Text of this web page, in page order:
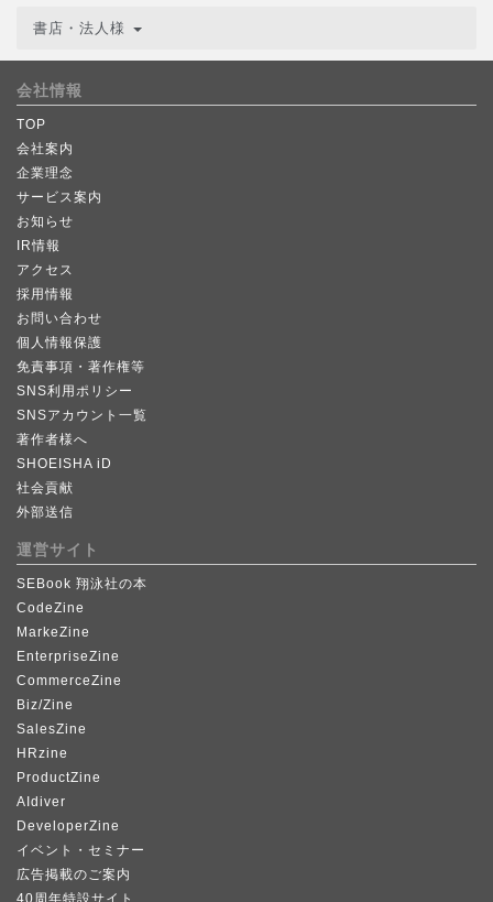
書店・法人様
会社情報
TOP
会社案内
企業理念
サービス案内
お知らせ
IR情報
アクセス
採用情報
お問い合わせ
個人情報保護
免責事項・著作権等
SNS利用ポリシー
SNSアカウント一覧
著作者様へ
SHOEISHA iD
社会貢献
外部送信
運営サイト
SEBook 翔泳社の本
CodeZine
MarkeZine
EnterpriseZine
CommerceZine
Biz/Zine
SalesZine
HRzine
ProductZine
AIdiver
DeveloperZine
イベント・セミナー
広告掲載のご案内